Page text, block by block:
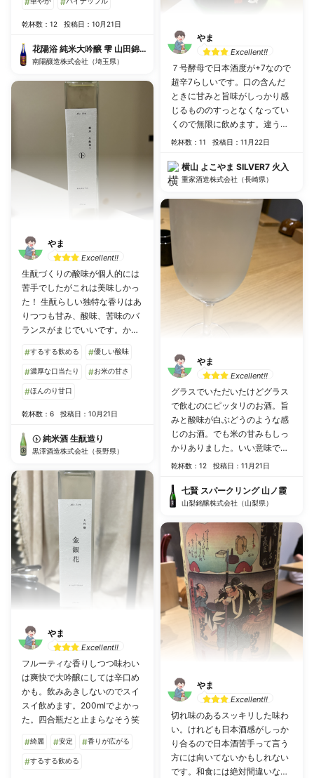
乾杯数：12 投稿日：10月21日
花陽浴 純米大吟醸 雫 山田錦40% 生原酒
南陽釀造株式会社（埼玉県）
やま
Excellent!!
生酛づくりの酸味が個人的には
苦手でしたがこれは美味しかっ
た！ 生酛らしい独特な香りはあ
りつつも甘み、酸味、苦味のバ
ランスがまじでいいです。かつ
く、旨みもちゃんと感じます。
こってり系の料理と合いそうで
す。
#するする飲める #優しい酸味
#濃厚な口当たり #お米の甘さ
#ほんのり甘口
乾杯数：6 投稿日：10月21日
㋣ 純米酒 生酛造り
黒澤酒造株式会社（長野県）
やま
Excellent!!
フルーティな香りしつつ味わい
は爽快で大吟醸にしては辛口め
かも。飲みあきしないのでスイ
スイ飲めます。200mlでよかっ
た。四合瓶だと止まらなそう笑
#綺麗 #安定 #香りが広がる
#するする飲める
やま
Excellent!!
７号酵母で日本酒度が+7なので
超辛7らしいです。口の含んだ
ときに甘みと旨味がしっかり感
じるもののすっとなくなってい
くので無限に飲めます。違うよ
こやまも飲んでみたい。
乾杯数：11 投稿日：11月22日
横山 よこやま SILVER7 火入
重家酒造株式会社（長崎県）
やま
Excellent!!
グラスでいただいたけどグラス
で飲むのにピッタリのお酒。旨
みと酸味が白ぶどうのような感
じのお酒。でも米の甘みもしっ
かりありました。いい意味で日
本酒感がないしスパークリング
おすすめです。(ラベル撮るの忘
れた)
乾杯数：12 投稿日：11月21日
七賢 スパークリング 山ノ霞
山梨銘醸株式会社（山梨県）
やま
Excellent!!
切れ味のあるスッキリした味わ
い。けれども日本酒感がしっか
り合るので日本酒苦手って言う
方には向いてないかもしれない
です。和食には絶対間違いなく